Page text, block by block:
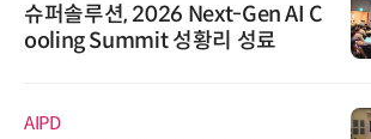
슈퍼솔루션, 2026 Next-Gen AI C
ooling Summit 성황리 성료
AIPD